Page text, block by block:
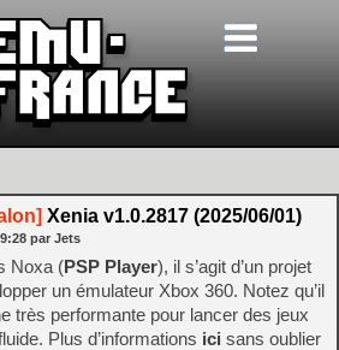
Xenia v1.0.2817 (2025/06/01)
par Jets
Noxa (PSP Player), il s’agit d’un projet
un émulateur Xbox 360. Notez qu’il
très performante pour lancer des jeux
Plus d’informations ici sans oublier